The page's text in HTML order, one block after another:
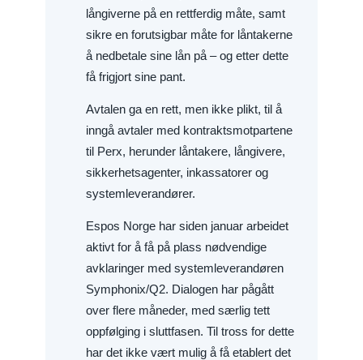
långiverne på en rettferdig måte, samt
sikre en forutsigbar måte for låntakerne
å nedbetale sine lån på – og etter dette
få frigjort sine pant.
Avtalen ga en rett, men ikke plikt, til å
inngå avtaler med kontraktsmotpartene
til Perx, herunder låntakere, långivere,
sikkerhetsagenter, inkassatorer og
systemleverandører.
Espos Norge har siden januar arbeidet
aktivt for å få på plass nødvendige
avklaringer med systemleverandøren
Symphonix/Q2. Dialogen har pågått
over flere måneder, med særlig tett
oppfølging i sluttfasen. Til tross for dette
har det ikke vært mulig å få etablert det